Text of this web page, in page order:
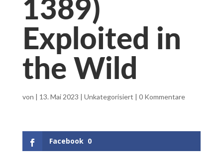
1389)
Exploited in
the Wild
von | 13. Mai 2023 | Unkategorisiert | 0 Kommentare
Facebook 0